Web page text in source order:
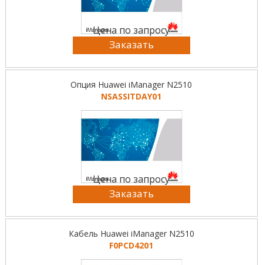
Цена по запросу
Заказать
Опция Huawei iManager N2510
NSASSITDAY01
Цена по запросу
Заказать
Кабель Huawei iManager N2510
F0PCD4201